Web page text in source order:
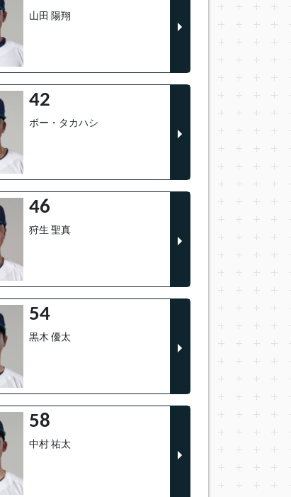
山田 陽翔
42
ボー・タカハシ
46
狩生 聖真
54
黒木 優太
58
中村 祐太